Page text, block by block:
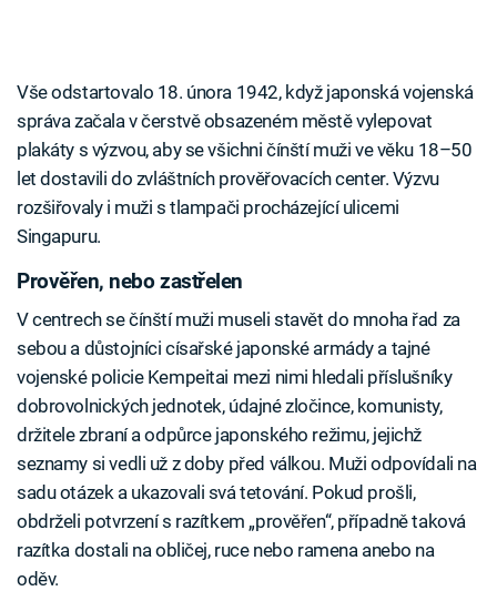
Vše odstartovalo 18. února 1942, když japonská vojenská
správa začala v čerstvě obsazeném městě vylepovat
plakáty s výzvou, aby se všichni čínští muži ve věku 18–50
let dostavili do zvláštních prověřovacích center. Výzvu
rozšiřovaly i muži s tlampači procházející ulicemi
Singapuru.
Prověřen, nebo zastřelen
V centrech se čínští muži museli stavět do mnoha řad za
sebou a důstojníci císařské japonské armády a tajné
vojenské policie Kempeitai mezi nimi hledali příslušníky
dobrovolnických jednotek, údajné zločince, komunisty,
držitele zbraní a odpůrce japonského režimu, jejichž
seznamy si vedli už z doby před válkou. Muži odpovídali na
sadu otázek a ukazovali svá tetování. Pokud prošli,
obdrželi potvrzení s razítkem „prověřen“, případně taková
razítka dostali na obličej, ruce nebo ramena anebo na
oděv.